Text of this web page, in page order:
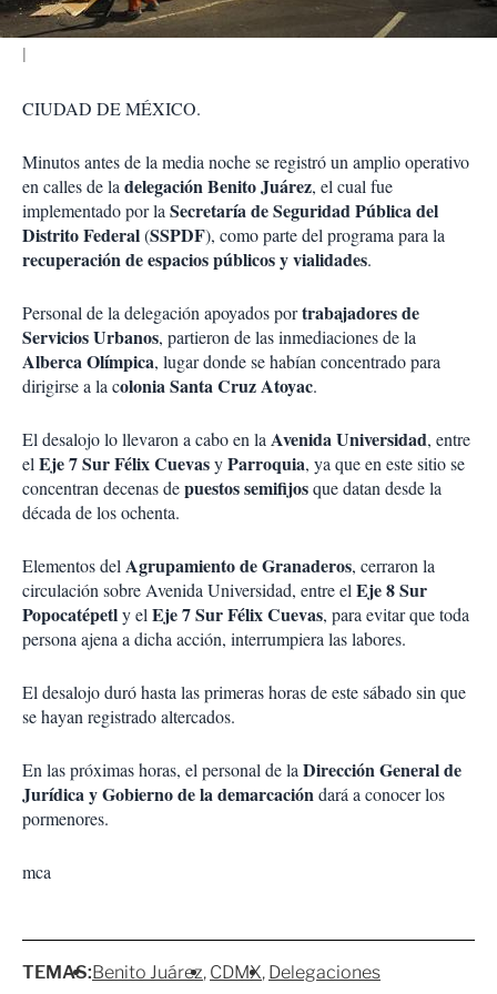
CIUDAD DE MÉXICO.
Minutos antes de la media noche se registró un amplio operativo
en calles de la delegación Benito Juárez, el cual fue
implementado por la Secretaría de Seguridad Pública del
Distrito Federal(SSPDF), como parte del programa para la
recuperación de espacios públicos y vialidades.
Personal de la delegación apoyados portrabajadores de
Servicios Urbanos, partieron de las inmediaciones de la
Alberca Olímpica, lugar donde se habían concentrado para
dirigirse a la colonia Santa Cruz Atoyac.
El desalojo lo llevaron a cabo en la Avenida Universidad, entre
el Eje 7 Sur Félix CuevasyParroquia, ya que en este sitio se
concentran decenas depuestos semifijosque datan desde la
década de los ochenta.
Elementos del Agrupamiento de Granaderos, cerraron la
circulación sobre Avenida Universidad, entre el Eje 8 Sur
Popocatépetly el Eje 7 Sur Félix Cuevas, para evitar que toda
persona ajena a dicha acción, interrumpiera las labores.
El desalojo duró hasta las primeras horas de este sábado sin que
se hayan registrado altercados.
En las próximas horas, el personal de la Dirección General de
Jurídica y Gobierno de la demarcacióndará a conocer los
pormenores.
mca
TEMAS:Benito Juárez CDMX Delegaciones